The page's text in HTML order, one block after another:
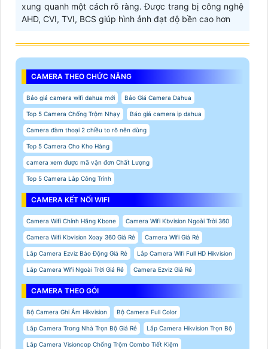
xung quanh một cách rõ ràng. Được trang bị công nghệ
AHD, CVI, TVI, BCS giúp hình ảnh đạt độ bền cao hơn
CAMERA THEO CHỨC NĂNG
Báo giá camera wifi dahua mới Báo Giá Camera Dahua
Top 5 Camera Chống Trộm Nhạy Báo giá camera ip dahua
Camera đàm thoại 2 chiều to rõ nên dùng
Top 5 Camera Cho Kho Hàng
camera xem được mã vận đơn Chất Lượng
Top 5 Camera Lắp Công Trình
CAMERA KẾT NỐI WIFI
Camera Wifi Chính Hãng Kbone Camera Wifi Kbvision Ngoài Trời 360
Camera Wifi Kbvision Xoay 360 Giá Rẻ Camera Wifi Giá Rẻ
Lắp Camera Ezviz Báo Động Giá Rẻ Lắp Camera Wifi Full HD Hikvision
Lắp Camera Wifi Ngoài Trời Giá Rẻ Camera Ezviz Giá Rẻ
CAMERA THEO GÓI
Bộ Camera Ghi Âm Hikvision Bộ Camera Full Color
Lắp Camera Trong Nhà Trọn Bộ Giá Rẻ Lắp Camera Hikvision Trọn Bộ
Lắp Camera Visioncop Chống Trộm Combo Tiết Kiệm